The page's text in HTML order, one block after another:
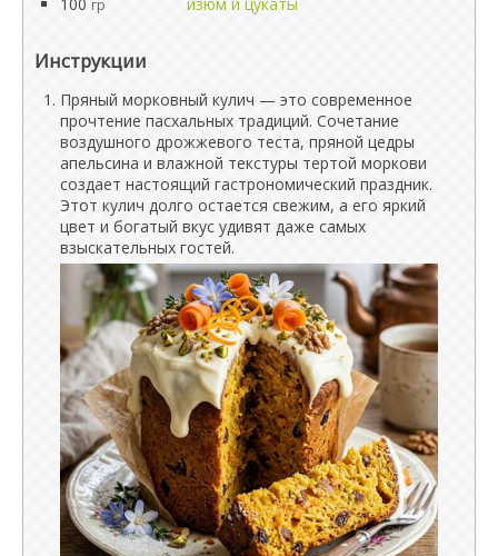
гр
Инструкции
Пряный морковный кулич — это современное
прочтение пасхальных традиций. Сочетание
воздушного дрожжевого теста, пряной цедры
апельсина и влажной текстуры тертой моркови
создает настоящий гастрономический праздник.
Этот кулич долго остается свежим, а его яркий
цвет и богатый вкус удивят даже самых
взыскательных гостей.